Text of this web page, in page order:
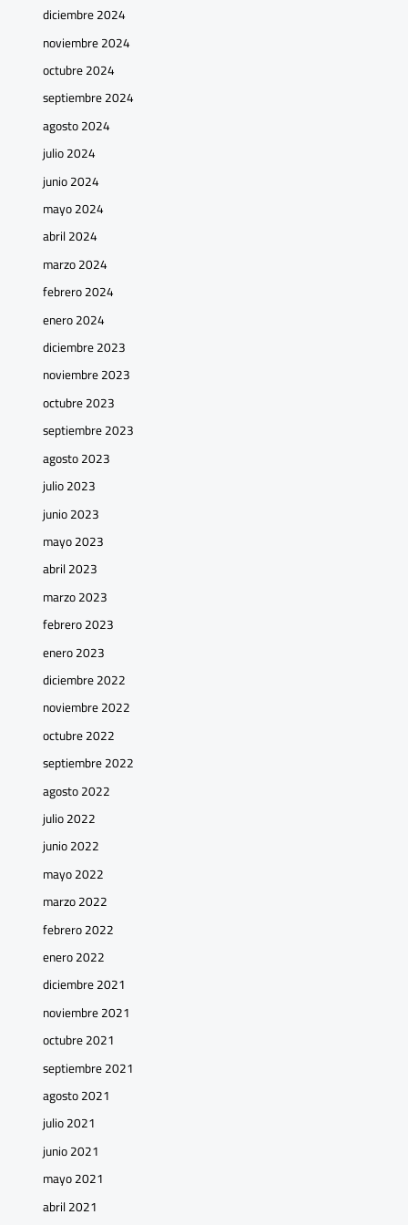
diciembre 2024
noviembre 2024
octubre 2024
septiembre 2024
agosto 2024
julio 2024
junio 2024
mayo 2024
abril 2024
marzo 2024
febrero 2024
enero 2024
diciembre 2023
noviembre 2023
octubre 2023
septiembre 2023
agosto 2023
julio 2023
junio 2023
mayo 2023
abril 2023
marzo 2023
febrero 2023
enero 2023
diciembre 2022
noviembre 2022
octubre 2022
septiembre 2022
agosto 2022
julio 2022
junio 2022
mayo 2022
marzo 2022
febrero 2022
enero 2022
diciembre 2021
noviembre 2021
octubre 2021
septiembre 2021
agosto 2021
julio 2021
junio 2021
mayo 2021
abril 2021